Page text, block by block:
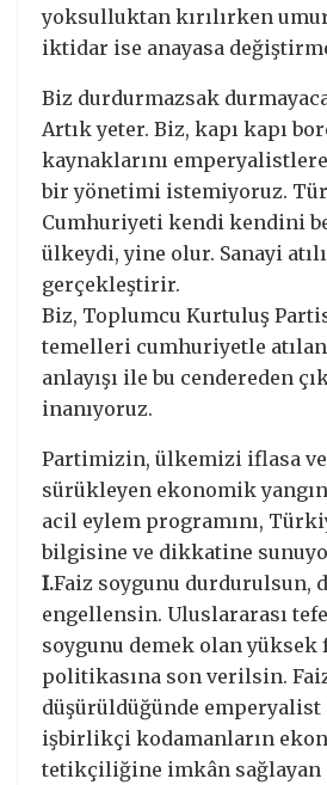
yoksulluktan kırılırken
iktidar ise anayasa
Biz durdurmazsak
Artık yeter. Biz, kapı kapı
kaynaklarını
bir yönetimi istemiyoruz.
Cumhuriyeti kendi kendini
ülkeydi, yine olur. Sanayi
gerçekleştirir.
Biz, Toplumcu Kurtuluş
temelleri cumhuriyetle
anlayışı ile bu cendereden
inanıyoruz.
Partimizin, ülkemizi iflasa ve
sürükleyen ekonomik
acil eylem programını,
bilgisine ve dikkatine
I.Faiz soygunu durdurulsun,
engellensin. Uluslararası
soygunu demek olan yüksek
politikasına son verilsin.
düşürüldüğünde
işbirlikçi kodamanların
tetikçiliğine imkân sağlayan